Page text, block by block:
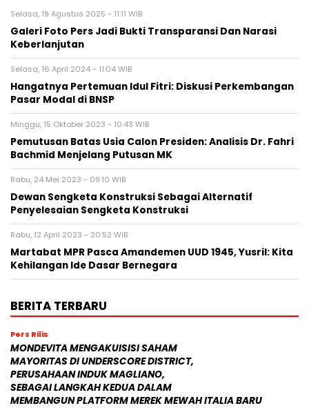
Selasa, 19 Agustus 2025 - 11:11 WIB
Galeri Foto Pers Jadi Bukti Transparansi Dan Narasi
Keberlanjutan
Selasa, 16 April 2024 - 11:04 WIB
Hangatnya Pertemuan Idul Fitri: Diskusi Perkembangan
Pasar Modal di BNSP
Minggu, 15 Oktober 2023 - 10:43 WIB
Pemutusan Batas Usia Calon Presiden: Analisis Dr. Fahri
Bachmid Menjelang Putusan MK
Rabu, 24 Mei 2023 - 09:10 WIB
Dewan Sengketa Konstruksi Sebagai Alternatif
Penyelesaian Sengketa Konstruksi
Rabu, 12 April 2023 - 20:52 WIB
Martabat MPR Pasca Amandemen UUD 1945, Yusril: Kita
Kehilangan Ide Dasar Bernegara
BERITA TERBARU
Pers Rilis
MONDEVITA MENGAKUISISI SAHAM
MAYORITAS DI UNDERSCORE DISTRICT,
PERUSAHAAN INDUK MAGLIANO,
SEBAGAI LANGKAH KEDUA DALAM
MEMBANGUN PLATFORM MEREK MEWAH ITALIA BARU